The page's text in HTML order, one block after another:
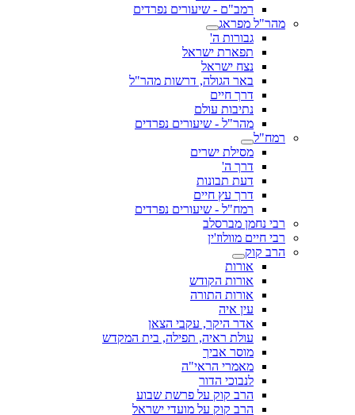
רמב"ם - שיעורים נפרדים
מהר"ל מפראג
גבורות ה'
תפארת ישראל
נצח ישראל
באר הגולה, דרשות מהר"ל
דרך חיים
נתיבות עולם
מהר"ל - שיעורים נפרדים
רמח"ל
מסילת ישרים
דרך ה'
דעת תבונות
דרך עץ חיים
רמח"ל - שיעורים נפרדים
רבי נחמן מברסלב
רבי חיים מוולוז'ין
הרב קוק
אורות
אורות הקודש
אורות התורה
עין איה
אדר היקר, עקבי הצאן
עולת ראיה, תפילה, בית המקדש
מוסר אביך
מאמרי הראי"ה
לנבוכי הדור
הרב קוק על פרשת שבוע
הרב קוק על מועדי ישראל